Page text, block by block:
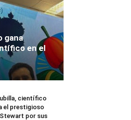
gana
en el
científico
el prestigioso
por sus